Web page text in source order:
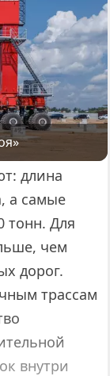
длина
а самые
тонн. Для
чем
дорог.
трассам
внутри